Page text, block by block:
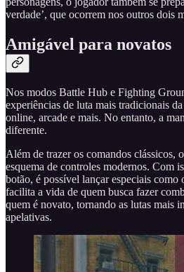
verdade’, que ocorrem nos outros dois
Amigável para novatos
Nos modos Battle Hub e Fighting
experiências de luta mais tradicionais
online, arcade e mais. No entanto, a
diferente.
Além de trazer os comandos clássicos,
esquema de controles modernos. Com
botão, é possível lançar especiais
facilita a vida de quem busca fazer
quem é novato, tornando as lutas mais
apelativas.